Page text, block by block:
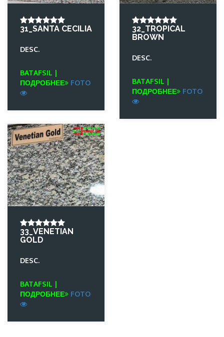
31_SANTA CECILIA
DESC.
BATAFSIL |
ПОДРОБНЕЕ
FOTO
32_TROPICAL
BROWN
DESC.
BATAFSIL |
ПОДРОБНЕЕ
FOTO
33_VENETIAN
GOLD
DESC.
BATAFSIL |
ПОДРОБНЕЕ
FOTO